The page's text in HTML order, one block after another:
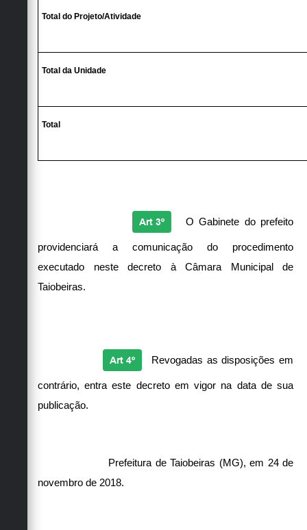
Total do Projeto/Atividade
Total da Unidade
Total
Art 3º O Gabinete do prefeito
providenciará a comunicação do procedimento
executado neste decreto à Câmara Municipal de
Taiobeiras.
Art 4º Revogadas as disposições em
contrário, entra este decreto em vigor na data de sua
publicação.
Prefeitura de Taiobeiras (MG), em 24 de
novembro de 2018.